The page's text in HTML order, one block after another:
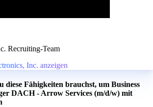
Recruiting-Team
Inc. anzeigen
diese Fähigkeiten brauchst, um Business
DACH - Arrow Services (m/d/w) mit